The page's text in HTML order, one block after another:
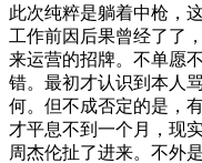
此次纯粹是躺着中枪，
工作前因后果曾经了了
来运营的招牌。不单愿
错。最初才认识到本人
何。但不成否定的是，
才平息不到一个月，现
周杰伦扯了进来。不外